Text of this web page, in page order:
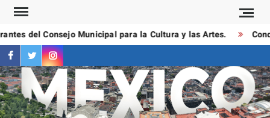
Saltar
contenidodel Consejo Municipal para la Cultura y las Artes.
facebook
twitterinstagram